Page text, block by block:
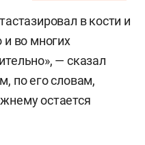
в кости и
во многих
— сказал
по его словам,
остается